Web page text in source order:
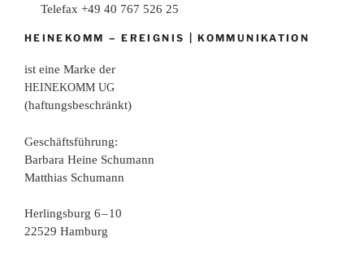
Telefax +49 40 767 526 25
HEINEKOMM –EREIGNIS |KOMMUNIKATION
ist eine Mar­ke der
HEINEKOMM UG
(haf­tungs­be­schränkt)
Geschäfts­füh­rung:
Bar­ba­ra Hei­ne Schumann
Mat­thi­as Schumann
Her­lings­burg 6 – 10
22529 Hamburg